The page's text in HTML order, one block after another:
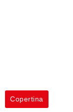
Copertina